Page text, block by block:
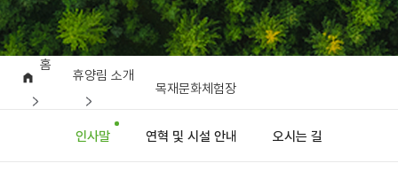
홈
휴양림 소개
목재문화체험장
인사말 연혁 및 시설 안내 오시는 길